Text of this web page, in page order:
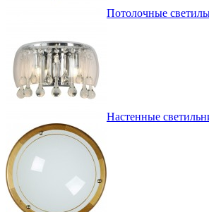
Потолочные
Настенные